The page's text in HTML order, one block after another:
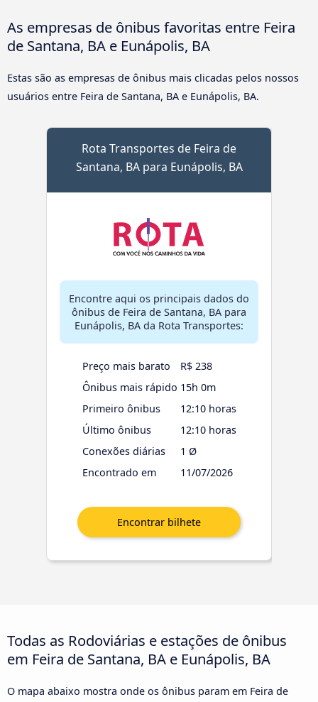
As empresas de ônibus favoritas entre Feira
de Santana, BA e Eunápolis, BA
Estas são as empresas de ônibus mais clicadas pelos nossos
usuários entre Feira de Santana, BA e Eunápolis, BA.
Rota Transportes de Feira de
Santana, BA para Eunápolis, BA
Encontre aqui os principais dados do
ônibus de Feira de Santana, BA para
Eunápolis, BA da Rota Transportes:
Preço mais barato
R$ 238
Ônibus mais rápido 15h 0m
Primeiro ônibus
12:10 horas
Último ônibus
12:10 horas
Conexões diárias
1 Ø
Encontrado em
11/07/2026
Todas as Rodoviárias e estações de ônibus
em Feira de Santana, BA e Eunápolis, BA
O mapa abaixo mostra onde os ônibus param em Feira de